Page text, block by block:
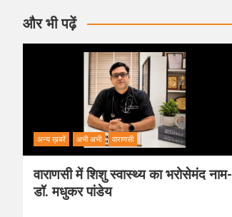
और भी पढ़ें
अन्य ख़बरें अभी अभी वाराणसी
वाराणसी में शिशु स्वास्थ्य का भरोसेमंद नाम-
डॉ. मधुकर पांडेय